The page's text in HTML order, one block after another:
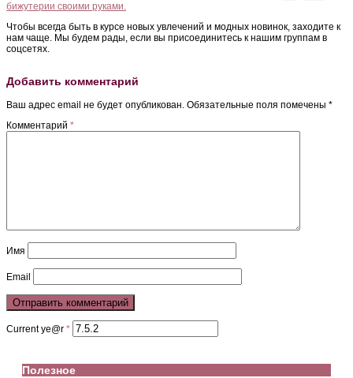
бижутерии своими руками.
Чтобы всегда быть в курсе новых увлечений и модных новинок, заходите к
нам чаще. Мы будем рады, если вы присоединитесь к нашим группам в
соцсетях.
Добавить комментарий
Ваш адрес email не будет опубликован. Обязательные поля помечены *
Комментарий *
Имя
Email
Current ye@r *
Полезное